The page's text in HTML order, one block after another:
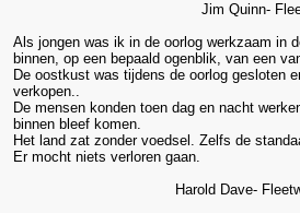
Jim Quinn-
Als jongen was ik in de oorlog werkzaam in
binnen, op een bepaald ogenblik, van een
De oostkust was tijdens de oorlog gesloten
verkopen..
De mensen konden toen dag en nacht
binnen bleef komen.
Het land zat zonder voedsel. Zelfs de
Er mocht niets verloren gaan.
Harold Dave-